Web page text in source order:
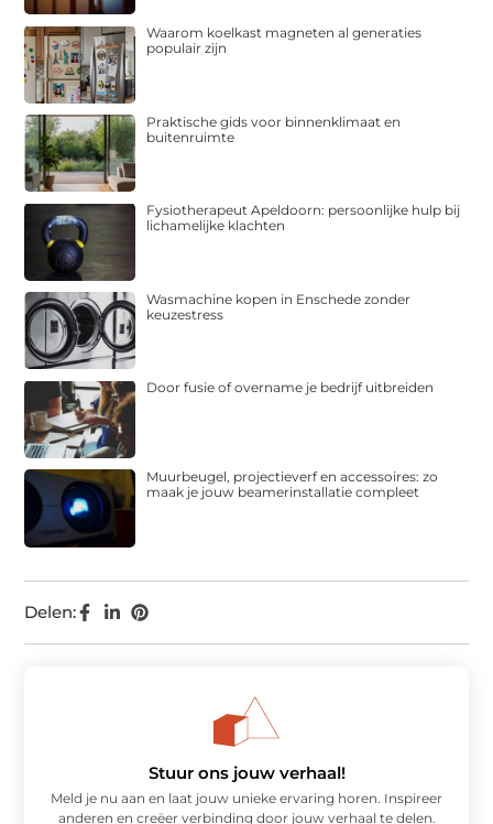
Delen:
Waarom koelkast magneten al generaties
populair zijn
Praktische gids voor binnenklimaat en
buitenruimte
Fysiotherapeut Apeldoorn: persoonlijke hulp bij
lichamelijke klachten
Wasmachine kopen in Enschede zonder
keuzestress
Door fusie of overname je bedrijf uitbreiden
Muurbeugel, projectieverf en accessoires: zo
maak je jouw beamerinstallatie compleet
Stuur ons jouw verhaal!
Meld je nu aan en laat jouw unieke ervaring horen. Inspireer
anderen en creëer verbinding door jouw verhaal te delen.